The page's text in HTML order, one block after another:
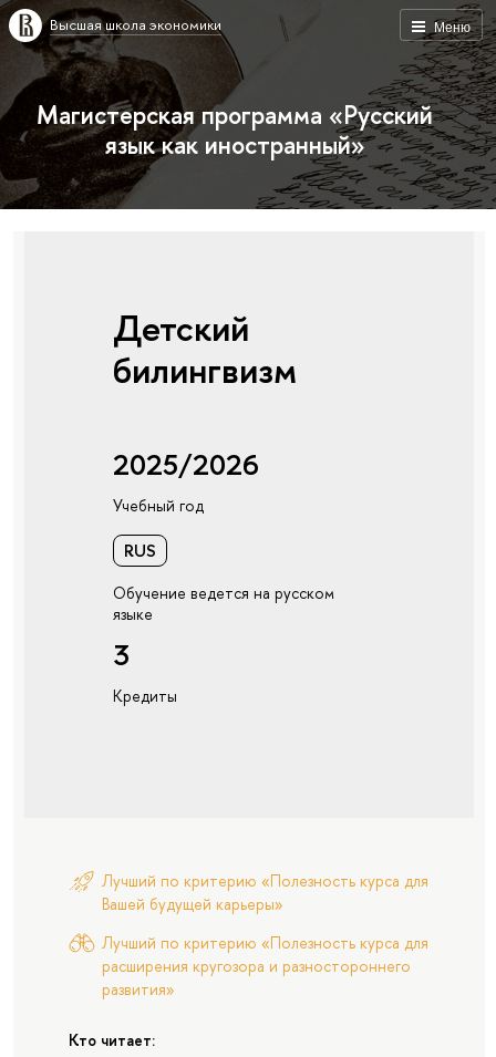
Меню
Высшая школа экономики
Магистерская программа «Русский
язык как иностранный»
Детский
билингвизм
2025/2026
Учебный год
RUS
Обучение ведется на русском
языке
3
Кредиты
Лучший по критерию «Полезность курса для
Вашей будущей карьеры»
Лучший по критерию «Полезность курса для
расширения кругозора и разностороннего
развития»
Кто читает: